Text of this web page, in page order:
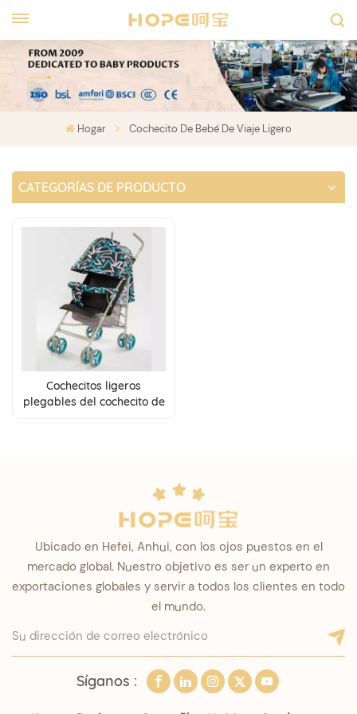
Hogar Cochecito De Bebé De Viaje Ligero
CATEGORÍAS DE PRODUCTO
Cochecitos ligeros
plegables del cochecito de
Ubicado en Hefei, Anhui, con los ojos puestos en el
mercado global. Nuestro objetivo es ser un experto en
exportaciones globales y servir a todos los clientes en todo
el mundo.
Síganos :